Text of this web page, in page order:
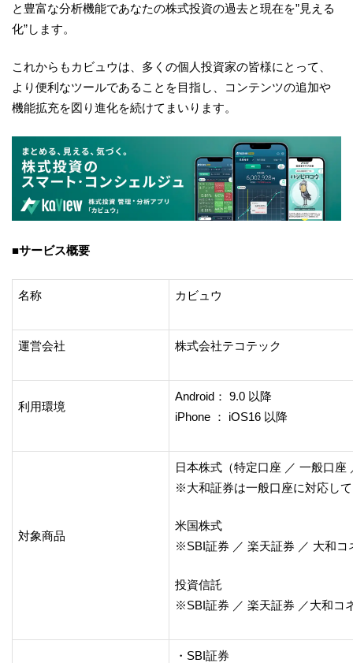
と豊富な分析機能であなたの株式投資の過去と現在を”見える
化”します。
これからもカビュウは、多くの個人投資家の皆様にとって、
より便利なツールであることを目指し、コンテンツの追加や
機能拡充を図り進化を続けてまいります。
■サービス概要
名称 カビュウ
運営会社 株式会社テコテック
利用環境
Android： 9.0 以降
iPhone ： iOS16 以降
対象商品
日本株式（特定口座 ／ 一般口座
※大和証券は一般口座に対応し
米国株式
※SBI証券 ／ 楽天証券 ／ 大和コ
投資信託
※SBI証券 ／ 楽天証券 ／大和コ
・SBI証券